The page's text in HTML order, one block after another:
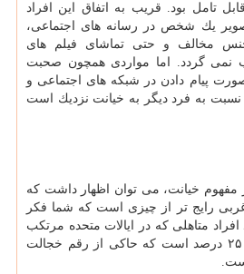
تامل بود. قریب به اتفاق این افراد
یك شخص در رسانه های اجتماعی،
جنس مخالف و حتی تماشای فیلم های
نمی گردد. اما مواردی همچون صحبت
پیام دادن در شبكه های اجتماعی و
به فرد دیگر به خیانت نزدیك است
مفهوم خیانت، می توان اظهار داشت كه
رایج تر از چیزی است كه شما فكر
افراد متاهلی كه در ایالات متحده مرتكب
خیانت شده اند بین ۲۰ تا ۲۵ درصد است كه حاكی از رقم خجالت